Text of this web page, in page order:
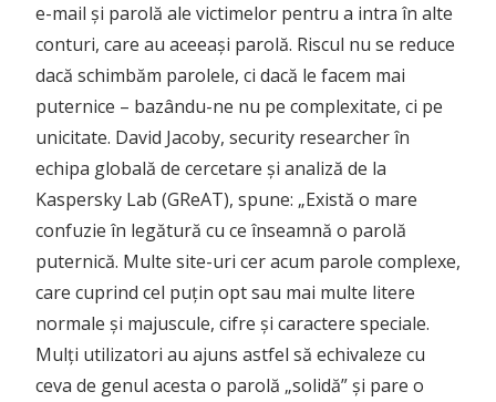
e-mail și parolă ale victimelor pentru a intra în alte
conturi, care au aceeași parolă. Riscul nu se reduce
dacă schimbăm parolele, ci dacă le facem mai
puternice – bazându-ne nu pe complexitate, ci pe
unicitate. David Jacoby, security researcher în
echipa globală de cercetare și analiză de la
Kaspersky Lab (GReAT), spune: „Există o mare
confuzie în legătură cu ce înseamnă o parolă
puternică. Multe site-uri cer acum parole complexe,
care cuprind cel puțin opt sau mai multe litere
normale și majuscule, cifre și caractere speciale.
Mulți utilizatori au ajuns astfel să echivaleze cu
ceva de genul acesta o parolă „solidă” și pare o